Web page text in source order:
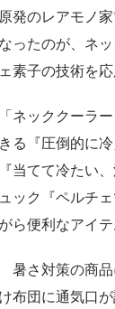
原発のレアモノ
なったのが、ネ
ェ素子の技術を
「ネッククーラ
きる『圧倒的に
『当てて冷たい
ュック『ペルチ
がら便利なアイ
暑さ対策の商品
け布団に通気口